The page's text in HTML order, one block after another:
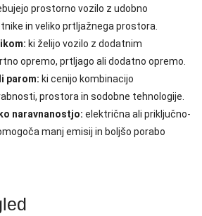
prostorno vozilo z udobno
in veliko prtljažnega prostora.
ki želijo vozilo z dodatnim
opremo, prtljago ali dodatno opremo.
parom: ki cenijo kombinacijo
prostora in sodobne tehnologije.
naravnanostjo: električna ali priključno-
manj emisij in boljšo porabo